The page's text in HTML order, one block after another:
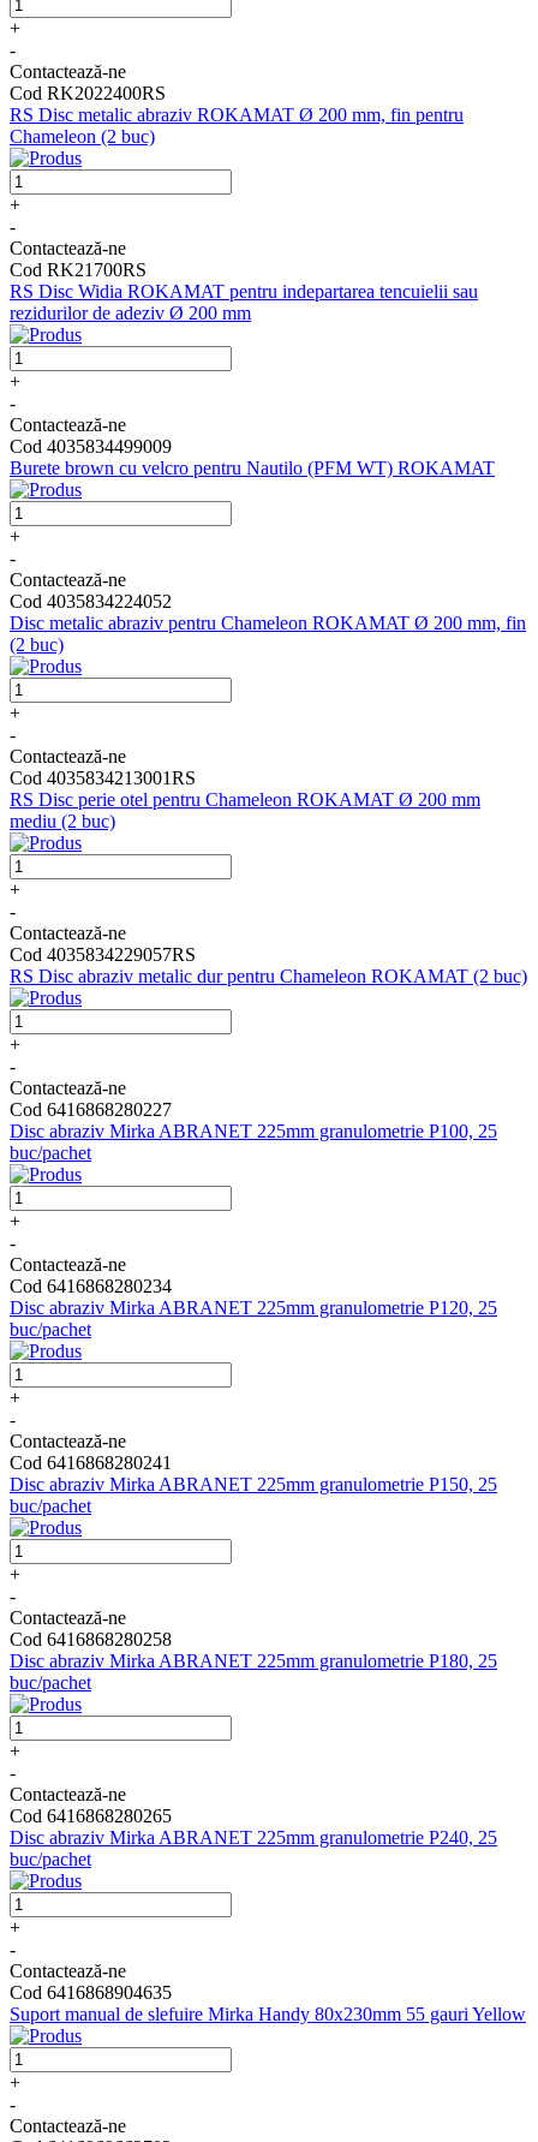
+
-
Contactează-ne
Cod RK2022400RS
RS Disc metalic abraziv ROKAMAT Ø 200 mm, fin pentru
Chameleon (2 buc)
+
-
Contactează-ne
Cod RK21700RS
RS Disc Widia ROKAMAT pentru indepartarea tencuielii sau
rezidurilor de adeziv Ø 200 mm
+
-
Contactează-ne
Cod 4035834499009
Burete brown cu velcro pentru Nautilo (PFM WT) ROKAMAT
+
-
Contactează-ne
Cod 4035834224052
Disc metalic abraziv pentru Chameleon ROKAMAT Ø 200 mm, fin
(2 buc)
+
-
Contactează-ne
Cod 4035834213001RS
RS Disc perie otel pentru Chameleon ROKAMAT Ø 200 mm
mediu (2 buc)
+
-
Contactează-ne
Cod 4035834229057RS
RS Disc abraziv metalic dur pentru Chameleon ROKAMAT (2 buc)
+
-
Contactează-ne
Cod 6416868280227
Disc abraziv Mirka ABRANET 225mm granulometrie P100, 25
buc/pachet
+
-
Contactează-ne
Cod 6416868280234
Disc abraziv Mirka ABRANET 225mm granulometrie P120, 25
buc/pachet
+
-
Contactează-ne
Cod 6416868280241
Disc abraziv Mirka ABRANET 225mm granulometrie P150, 25
buc/pachet
+
-
Contactează-ne
Cod 6416868280258
Disc abraziv Mirka ABRANET 225mm granulometrie P180, 25
buc/pachet
+
-
Contactează-ne
Cod 6416868280265
Disc abraziv Mirka ABRANET 225mm granulometrie P240, 25
buc/pachet
+
-
Contactează-ne
Cod 6416868904635
Suport manual de slefuire Mirka Handy 80x230mm 55 gauri Yellow
+
-
Contactează-ne